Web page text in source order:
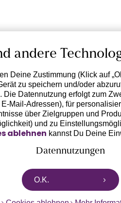
andere
Deine Zustimmung (Klick auf
zu speichern und/oder
Die Datennutzung erfolgt zum
Mail-Adressen), für
über Zielgruppen und
und zu
ablehnen kannst Du Deine
Datennutzungen
die von deinem Endgerät
Daten zur Aussteuerung
O.K.